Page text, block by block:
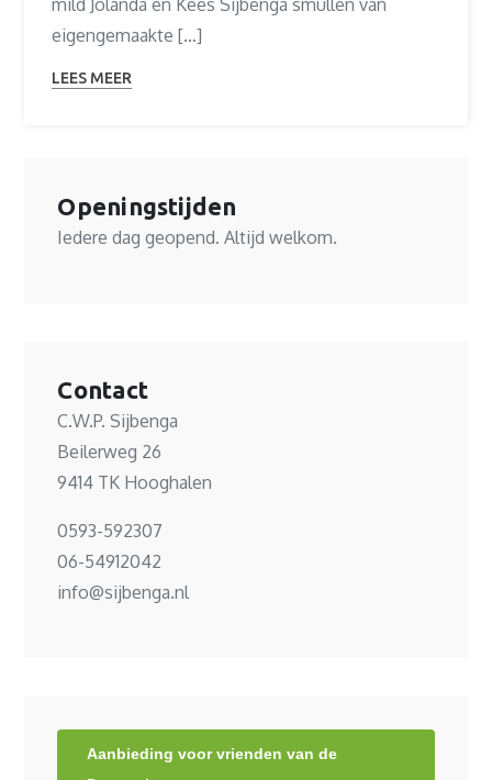
eigengemaakte […]
LEES MEER
Openingstijden
Iedere dag geopend. Altijd welkom.
Contact
C.W.P. Sijbenga
Beilerweg 26
9414 TK Hooghalen
0593-592307
06-54912042
info@sijbenga.nl
Aanbieding voor vrienden van de